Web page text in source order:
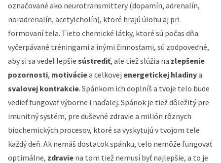
označované ako neurotransmittery (dopamín, adrenalín,
noradrenalín, acetylcholín), ktoré hrajú úlohu aj pri
formovaní tela. Tieto chemické látky, ktoré sú počas dňa
vyčerpávané tréningami a inými činnosťami, sú zodpovedné,
aby si sa vedel lepšie sústrediť, ale tiež slúžia na zlepšenie
pozornosti, motiváciea celkovej energetickej hladinya
svalovej kontrakcie. Spánkom ich doplníš a tvoje telo bude
vedieť fungovať výborne i naďalej. Spánok je tiež dôležitý pre
imunitný systém, pre duševné zdravie a milión rôznych
biochemických procesov, ktoré sa vyskytujú v tvojom tele
každý deň. Ak nemáš dostatok spánku, telo nemôže fungovať
optimálne, zdravie na tom tiež nemusí byť najlepšie, a to je